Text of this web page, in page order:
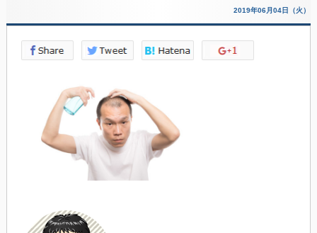
2019年06月04日（火）